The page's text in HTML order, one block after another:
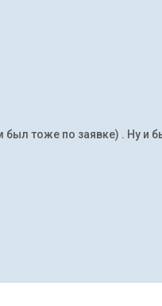
тоже по заявке) . Ну и